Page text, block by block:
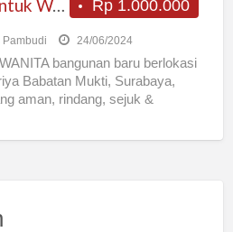
Rp 1.000.000
KOST Exclusive untuk Wanita di Wiyung Surabaya Barat
Pambudi 24/06/2024
bangunan baru berlokasi
Babatan Mukti, Surabaya,
aman, rindang, sejuk &